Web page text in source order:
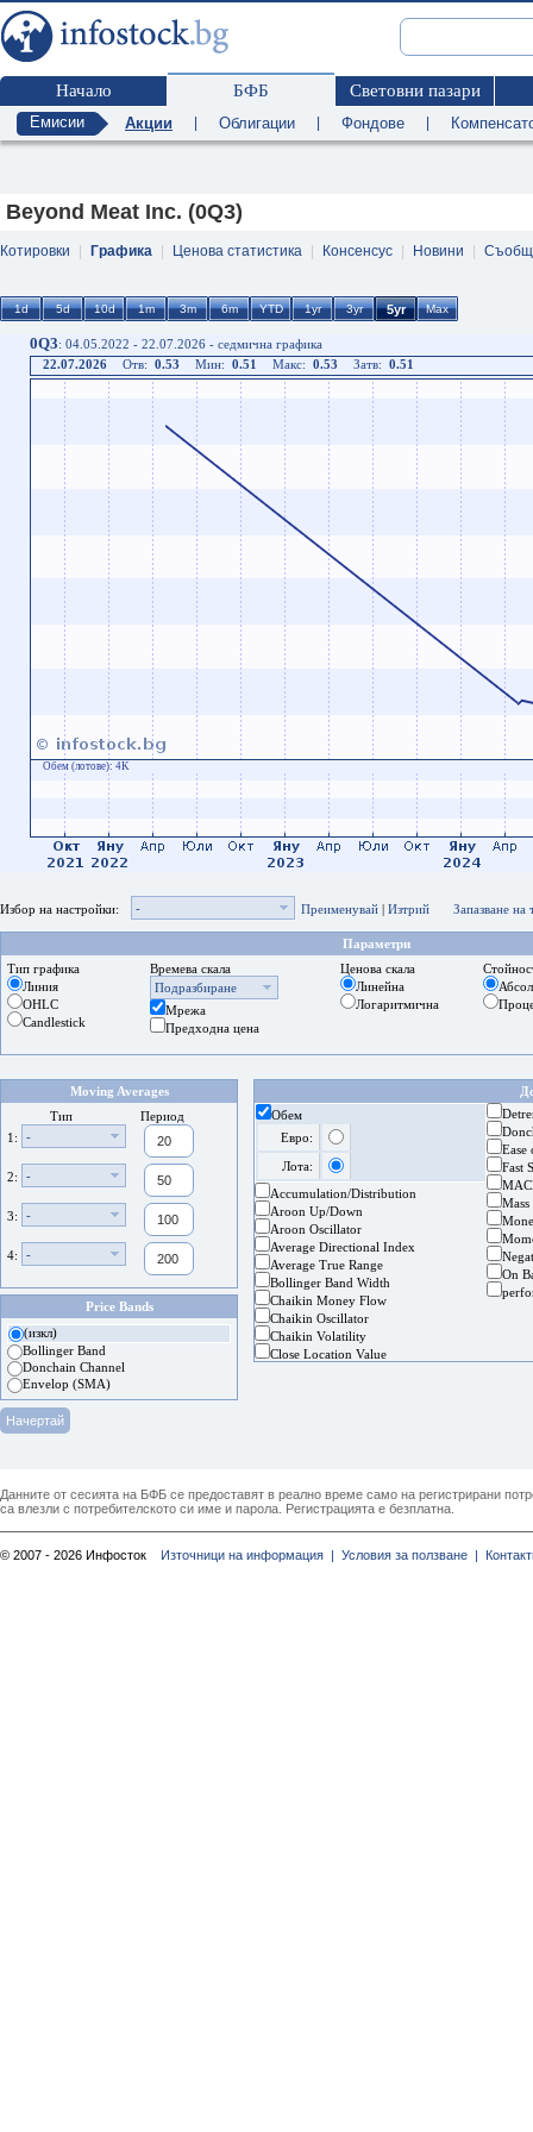
Начало БФБ Световни пазари
Емисии Акции Облигации Фондове
Beyond Meat Inc. (0Q3)
Котировки Графика Ценова статистика Консенсус Новини
0Q3: 04.05.2022 - 22.07.2026 - седмична графика
22.07.2026
Отв: 0.53 Мин: 0.51 Макс: 0.53 Затв: 0.51
Обем (лотове): 4K
Избор на настройки: - Преименувай | Изтрий Запазване на
Параметри
Тип графика
Линия
OHLC
Candlestick
Времева скала
Подразбиране
Мрежа
Предходна цена
Ценова скала
Линейна
Логаритмична
Moving Averages
Тип
Период
1:
-
2: -
3: -
4: -
Price Bands
(изкл)
Bollinger Band
Donchain Channel
Envelop (SMA)
Обем
Евро:
Лота:
Accumulation/Distribution
Aroon Up/Down
Aroon Oscillator
Average Directional Index
Average True Range
Bollinger Band Width
Chaikin Money Flow
Chaikin Oscillator
Chaikin Volatility
Close Location Value
Ease
Fast
On
Данните от сесията на БФБ се предоставят в реално време само на регистрирани
са влезли с потребителското си име и парола. Регистрацията е безплатна.
© 2007 - 2026 Инфосток Източници на информация | Условия за ползване |